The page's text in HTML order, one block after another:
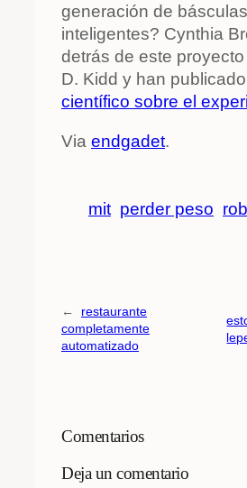
generación de básculas
inteligentes? Cynthia
detrás de este
D. Kidd y han publicado
científico sobre el
Via endgadet.
mit perder peso
←
restaurante
completamente
automatizado
Comentarios
Deja un comentario